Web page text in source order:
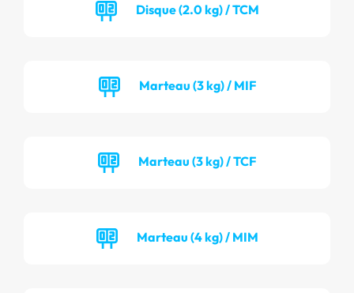
Disque (2.0 kg) / TCM
Marteau (3 kg) / MIF
Marteau (3 kg) / TCF
Marteau (4 kg) / MIM